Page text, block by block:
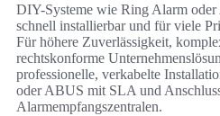
DIY-Systeme wie Ring Alarm
schnell installierbar und für viele
Für höhere Zuverlässigkeit,
rechtskonforme
professionelle, verkabelte
oder ABUS mit SLA und
Alarmempfangszentralen.